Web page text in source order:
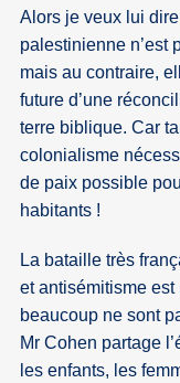
Alors je veux lui
palestinienne n’est
mais au contraire,
future d’une
terre biblique. Car
colonialisme
de paix possible
habitants !
La bataille très
et antisémitisme
beaucoup ne sont
Mr Cohen partage
les enfants, les